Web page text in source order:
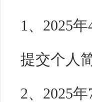
1、2025
提交个人
2、2025